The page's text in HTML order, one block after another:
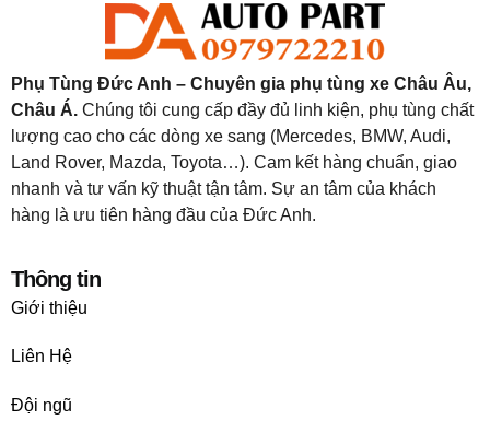
Phụ Tùng Đức Anh – Chuyên gia phụ tùng xe Châu Âu,
Châu Á. Chúng tôi cung cấp đầy đủ linh kiện, phụ tùng chất
lượng cao cho các dòng xe sang (Mercedes, BMW, Audi,
Land Rover, Mazda, Toyota…). Cam kết hàng chuẩn, giao
nhanh và tư vấn kỹ thuật tận tâm. Sự an tâm của khách
hàng là ưu tiên hàng đầu của Đức Anh.
Thông tin
Giới thiệu
Liên Hệ
Đội ngũ